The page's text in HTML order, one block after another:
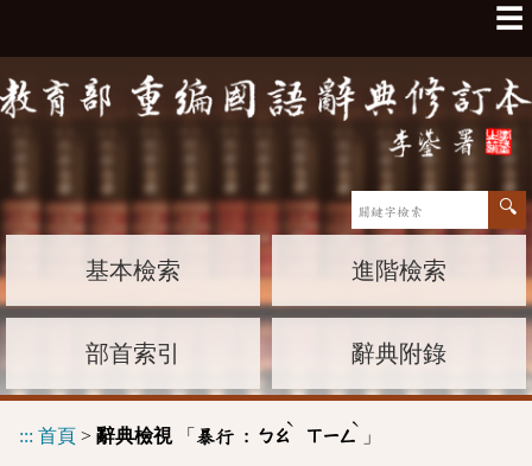
☰
基本檢索 進階檢索
部首索引 辭典附錄
::: 首頁 > 辭典檢視「 暴行 : ㄅㄠ
ˋ
ㄒㄧㄥ
ˋ
」